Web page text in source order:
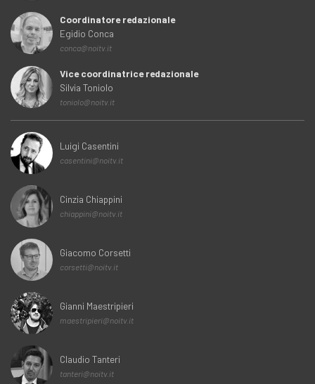
Coordinatore redazionale
Egidio Conca
conca@noitv.it
Vice coordinatrice redazionale
Silvia Toniolo
toniolo@noitv.it
Luigi Casentini
casentini@noitv.it
Cinzia Chiappini
chiappini@noitv.it
Giacomo Corsetti
corsetti@noitv.it
Gianni Maestripieri
maestripieri@noitv.it
Claudio Tanteri
tanteri@noitv.it